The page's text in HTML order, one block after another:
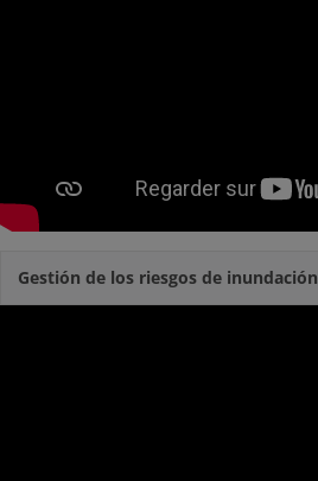
Gestión de los riesgos de inundación